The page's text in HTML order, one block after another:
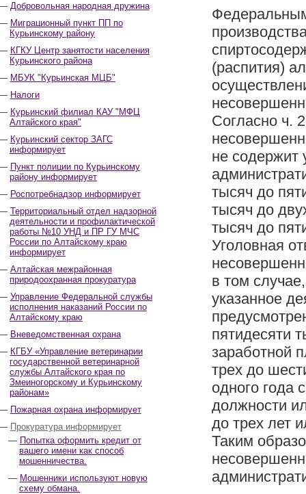
Добровольная народная дружина
Миграционный пункт ПП по
Курьинскому району
КГКУ Центр занятости населения
Курьинского района
МБУК "Курьинская МЦБ"
Налоги
Курьинский филиал КАУ "МФЦ
Алтайского края"
Курьинский сектор ЗАГС
информирует
Пункт полиции по Курьинскому
району информирует
Роспотребнадзор информирует
Территориальный отдел надзорной
деятельности и профилактической
работы №10 УНД и ПР ГУ МЧС
России по Алтайскому краю
информирует
Алтайская межрайонная
природоохранная прокуратура
Управление Федеральной службы
исполнения наказаний России по
Алтайскому краю
Вневедомственная охрана
КГБУ «Управление ветеринарии
государственной ветеринарной
службы Алтайского края по
Змеиногорскому и Курьинскому
районам»
Пожарная охрана информирует
Прокуратура информирует
Попытка оформить кредит от
вашего имени как способ
мошенничества.
Мошенники используют новую
схему обмана.
(распития)
Согласно ч.
не содержит
тысяч до
тысяч до
тысяч до
Уголовная
в том
указанное
пятидесяти
заработной
трех до
одного года
должности
до трех лет
Таким